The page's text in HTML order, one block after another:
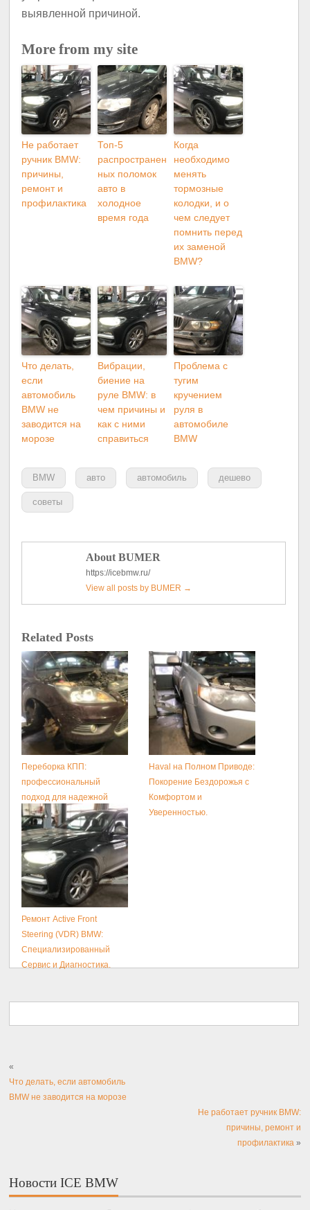
выявленной причиной.
More from my site
Не работает
ручник BMW:
причины,
ремонт и
профилактика
Топ-5
распространен
ных поломок
авто в
холодное
время года
Когда
необходимо
менять
тормозные
колодки, и o
чем следует
помнить перед
их заменой
BMW?
Что делать,
если
автомобиль
BMW не
заводится на
морозе
Вибрации,
биение на
руле BMW: в
чем причины и
как с ними
справиться
Проблема с
тугим
кручением
руля в
автомобиле
BMW
BMW авто автомобиль дешево
советы
About BUMER
https://icebmw.ru/
View all posts by BUMER →
Related Posts
Переборка КПП:
профессиональный
подход для надежной
работы вашего
автомобиля
Haval на Полном Приводе:
Покорение Бездорожья с
Комфортом и
Уверенностью.
Ремонт Active Front
Steering (VDR) BMW:
Специализированный
Сервис и Диагностика.
«
Что делать, если автомобиль
BMW не заводится на морозе
Не работает ручник BMW:
причины, ремонт и
профилактика»
Новости ICE BMW